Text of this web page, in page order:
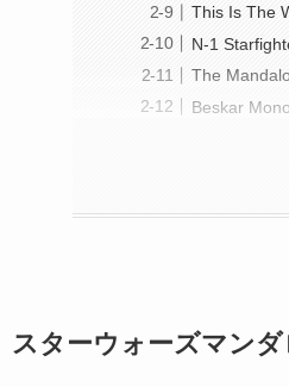
This Is The
N-1
The
Beskar
スターウォーズマン